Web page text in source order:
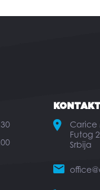
Carice
Futog
Srbija